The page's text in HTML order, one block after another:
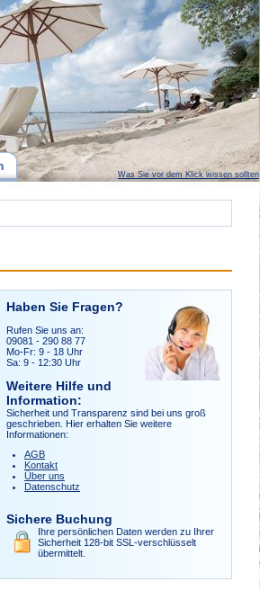
Was Sie vor dem Klick wissen sollten
Haben Sie Fragen?
Rufen Sie uns an:
09081 - 290 88 77
Mo-Fr: 9 - 18 Uhr
Sa: 9 - 12:30 Uhr
Weitere Hilfe und
Information:
Sicherheit und Transparenz sind bei uns groß
geschrieben. Hier erhalten Sie weitere
Informationen:
AGB
Kontakt
Über uns
Datenschutz
Sichere Buchung
Ihre persönlichen Daten werden zu Ihrer
Sicherheit 128-bit SSL-verschlüsselt
übermittelt.